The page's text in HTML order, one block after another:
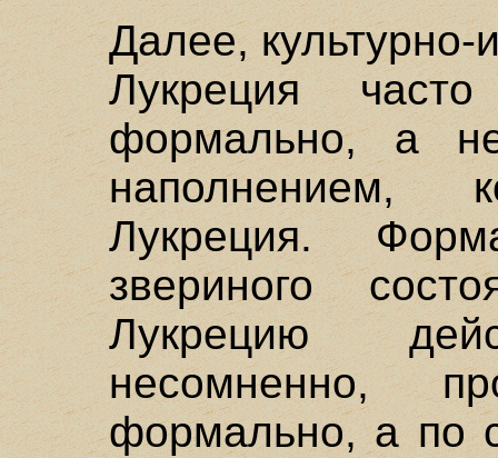
Далее, культурно-
Лукреция
формально, а
наполнением,
Лукреция.
звериного
Лукрецию
несомненно,
формально, а по